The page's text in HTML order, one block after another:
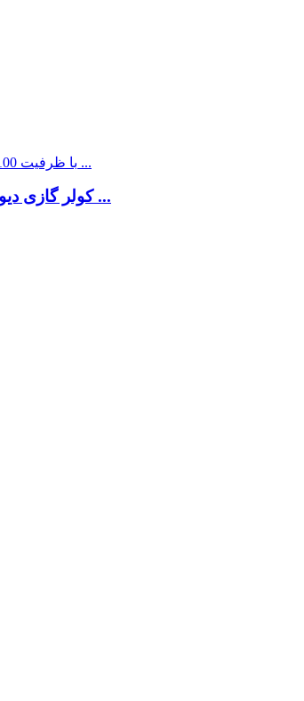
کولر گازی دیواری با ظرفیت ۱۰۰ سانتی‌متر در ساعت و ۸۸ فوت مکعب در دقیقه ...